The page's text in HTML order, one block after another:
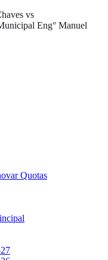
vs
Eng° Manuel
Quotas